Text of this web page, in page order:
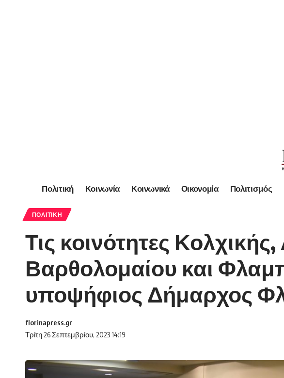
Πολιτική Κοινωνία Κοινωνικά Οικονομία Πολιτισμός
ΠΟΛΙΤΙΚΉ
Τις κοινότητες
Βαρθολομαίου και
υποψήφιος Δήμαρχος
Τρίτη 26 Σεπτεμβρίου, 2023 14:19
florinapress.gr